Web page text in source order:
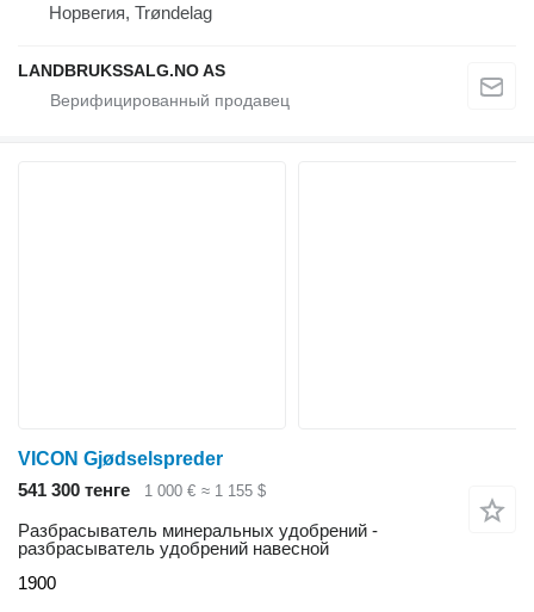
Норвегия, Trøndelag
LANDBRUKSSALG.NO AS
VICON Gjødselspreder
541 300 тенге
1 000 € ≈ 1 155 $
Разбрасыватель минеральных удобрений -
разбрасыватель удобрений навесной
1900